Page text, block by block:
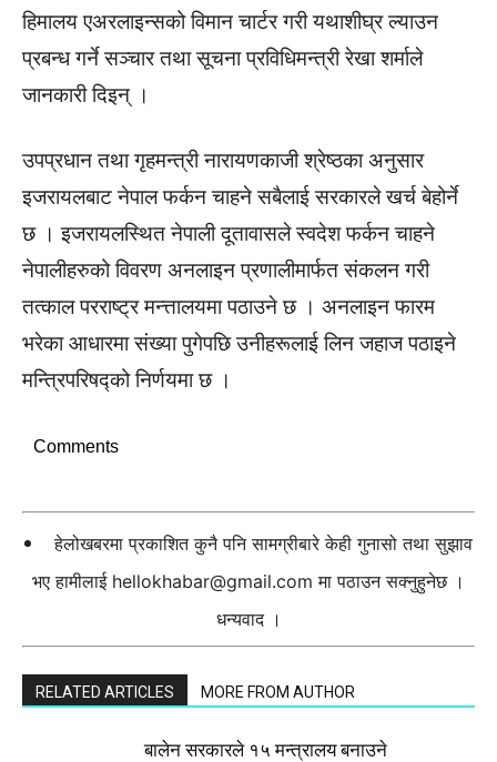
हिमालय एअरलाइन्सको विमान चार्टर गरी यथाशीघ्र ल्याउन
प्रबन्ध गर्ने सञ्चार तथा सूचना प्रविधिमन्त्री रेखा शर्माले
जानकारी दिइन् ।
उपप्रधान तथा गृहमन्त्री नारायणकाजी श्रेष्ठका अनुसार
इजरायलबाट नेपाल फर्कन चाहने सबैलाई सरकारले खर्च बेहोर्ने
छ । इजरायलस्थित नेपाली दूतावासले स्वदेश फर्कन चाहने
नेपालीहरुको विवरण अनलाइन प्रणालीमार्फत संकलन गरी
तत्काल परराष्ट्र मन्त्तालयमा पठाउने छ । अनलाइन फारम
भरेका आधारमा संख्या पुगेपछि उनीहरूलाई लिन जहाज पठाइने
मन्त्रिपरिषद्को निर्णयमा छ ।
Comments
हेलोखबरमा प्रकाशित कुनै पनि सामग्रीबारे केही गुनासो तथा सुझाव
भए हामीलाई hellokhabar@gmail.com मा पठाउन सक्नुहुनेछ ।
धन्यवाद ।
RELATED ARTICLES MORE FROM AUTHOR
बालेन सरकारले १५ मन्त्रालय बनाउने